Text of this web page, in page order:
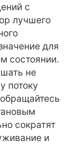
с
лучшего
для
состоянии.
не
потоку
сократят
и